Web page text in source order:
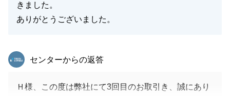
きました。
ありがとうございました。
東急リバブル
センターからの返答
Ｈ様、この度は弊社にて3回目のお取引き、誠にあり